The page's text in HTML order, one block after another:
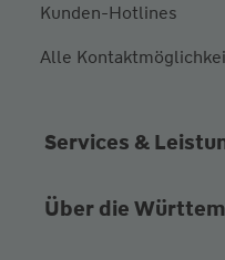
Kunden-Hotlines
Alle
Services &
Über die